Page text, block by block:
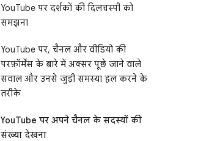
YouTube पर दर्शकों की दिलचस्पी को
समझना
YouTube पर, चैनल और वीडियो की
परफ़ॉर्मेंस के बारे में अक्सर पूछे जाने वाले
सवाल और उनसे जुड़ी समस्या हल करने के
तरीके
YouTube पर अपने चैनल के सदस्यों की
संख्या देखना